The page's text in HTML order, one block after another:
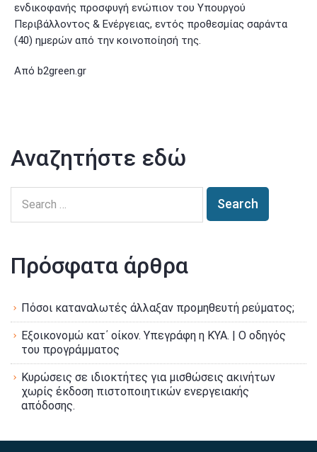
ενδικοφανής προσφυγή ενώπιον του Υπουργού
Περιβάλλοντος & Ενέργειας, εντός προθεσμίας σαράντα
(40) ημερών από την κοινοποίησή της.
Από b2green.gr
Αναζητήστε εδώ
Πρόσφατα άρθρα
Πόσοι καταναλωτές άλλαξαν προμηθευτή ρεύματος;
Εξοικονομώ κατ΄ οίκον. Υπεγράφη η ΚΥΑ. | Ο οδηγός
του προγράμματος
Κυρώσεις σε ιδιοκτήτες για μισθώσεις ακινήτων
χωρίς έκδοση πιστοποιητικών ενεργειακής
απόδοσης.